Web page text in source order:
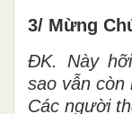
3/ Mừng
ĐK. Này
sao vẫn còn
Các người